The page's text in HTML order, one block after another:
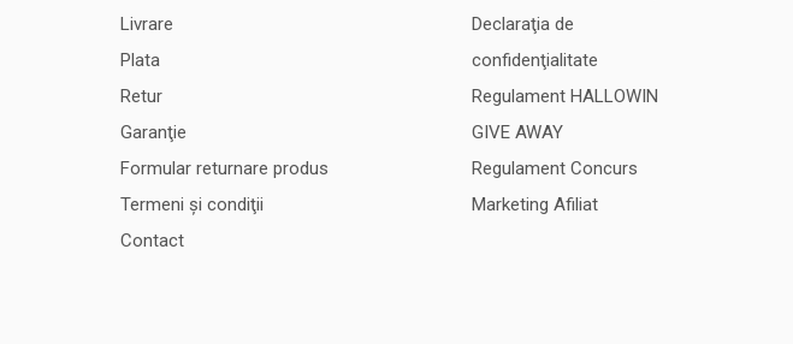
Livrare
Plata
Retur
Garanţie
Formular returnare produs
Termeni şi condiţii
Contact
Declaraţia de
confidenţialitate
Regulament HALLOWIN
GIVE AWAY
Regulament Concurs
Marketing Afiliat